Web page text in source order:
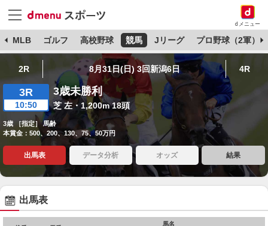
dメニュー
MLB ゴルフ 高校野球 競馬 Jリーグ プロ野球（2軍）
2R 8月31日(日) 3回新潟6日 4R
3R
10:50
3歳未勝利
芝 左・1,200m 18頭
3歳 ［指定］ 馬齢
本賞金：500、200、130、75、50万円
出馬表 データ分析 オッズ 結果
出馬表
馬名